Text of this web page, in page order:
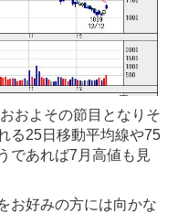
およその節目となりそ
る25日移動平均線や75
であれば7月高値も見
お好みの方には向かな